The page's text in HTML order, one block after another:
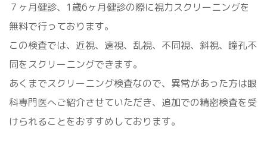
７ヶ月健診、1歳6ヶ月健診の際に視力スクリーニングを
無料で行っております。
この検査では、近視、遠視、乱視、不同視、斜視、瞳孔不
同をスクリーニングできます。
あくまでスクリーニング検査なので、異常があった方は眼
科専門医へご紹介させていただき、追加での精密検査を受
けられることをおすすめしております。